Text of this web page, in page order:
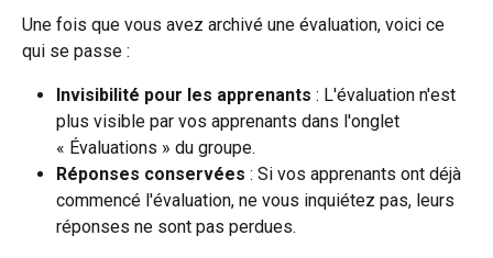
Une fois que vous avez archivé une évaluation, voici ce
qui se passe :
Invisibilité pour les apprenants : L'évaluation n'est
plus visible par vos apprenants dans l'onglet
« Évaluations » du groupe.
Réponses conservées : Si vos apprenants ont déjà
commencé l'évaluation, ne vous inquiétez pas, leurs
réponses ne sont pas perdues.